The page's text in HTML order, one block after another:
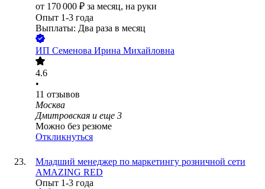
от 170 000 ₽ за месяц, на руки
Опыт 1-3 года
Выплаты: Два раза в месяц
ИП Семенова Ирина Михайловна
4.6
•
11 отзывов
Москва
Дмитровская и еще 3
Можно без резюме
Откликнуться
Младший менеджер по маркетингу розничной сети
AMAZING RED
Опыт 1-3 года